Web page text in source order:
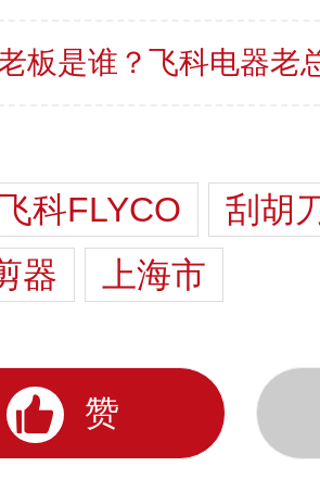
板是谁？飞科电器老总哪里
科FLYCO
刮胡
器
上海市
赞